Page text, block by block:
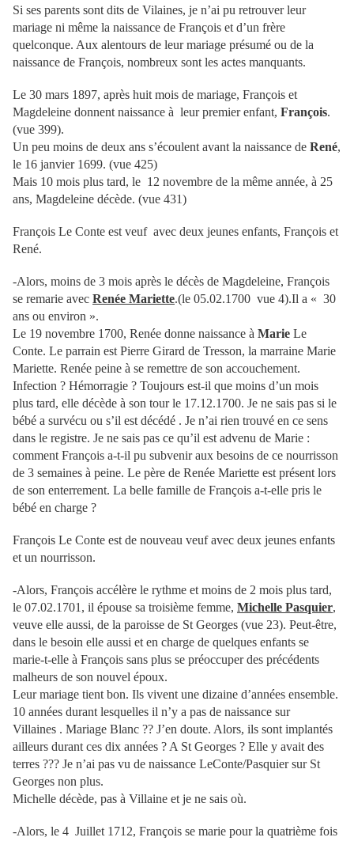
Si ses parents sont dits de Vilaines, je n’ai pu retrouver leur
mariage ni même la naissance de François et d’un frère
quelconque. Aux alentours de leur mariage présumé ou de la
naissance de François, nombreux sont les actes manquants.
Le 30 mars 1897, après huit mois de mariage, François et
Magdeleine donnent naissance à leur premier enfant, François.
(vue 399).
Un peu moins de deux ans s’écoulent avant la naissance de René,
le 16 janvier 1699. (vue 425)
Mais 10 mois plus tard, le 12 novembre de la même année, à 25
ans, Magdeleine décède. (vue 431)
François Le Conte est veuf avec deux jeunes enfants, François et
René.
-Alors, moins de 3 mois après le décès de Magdeleine, François
se remarie avec Renée Mariette.(le 05.02.1700 vue 4).Il a « 30
ans ou environ ».
Le 19 novembre 1700, Renée donne naissance à Marie Le
Conte. Le parrain est Pierre Girard de Tresson, la marraine Marie
Mariette. Renée peine à se remettre de son accouchement.
Infection ? Hémorragie ? Toujours est-il que moins d’un mois
plus tard, elle décède à son tour le 17.12.1700. Je ne sais pas si le
bébé a survécu ou s’il est décédé . Je n’ai rien trouvé en ce sens
dans le registre. Je ne sais pas ce qu’il est advenu de Marie :
comment François a-t-il pu subvenir aux besoins de ce nourrisson
de 3 semaines à peine. Le père de Renée Mariette est présent lors
de son enterrement. La belle famille de François a-t-elle pris le
bébé en charge ?
François Le Conte est de nouveau veuf avec deux jeunes enfants
et un nourrisson.
-Alors, François accélère le rythme et moins de 2 mois plus tard,
le 07.02.1701, il épouse sa troisième femme, Michelle Pasquier,
veuve elle aussi, de la paroisse de St Georges (vue 23). Peut-être,
dans le besoin elle aussi et en charge de quelques enfants se
marie-t-elle à François sans plus se préoccuper des précédents
malheurs de son nouvel époux.
Leur mariage tient bon. Ils vivent une dizaine d’années ensemble.
10 années durant lesquelles il n’y a pas de naissance sur
Villaines . Mariage Blanc ?? J’en doute. Alors, ils sont implantés
ailleurs durant ces dix années ? A St Georges ? Elle y avait des
terres ??? Je n’ai pas vu de naissance LeConte/Pasquier sur St
Georges non plus.
Michelle décède, pas à Villaine et je ne sais où.
-Alors, le 4 Juillet 1712, François se marie pour la quatrième fois